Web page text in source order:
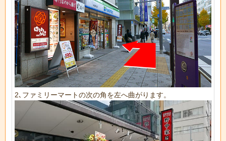
2､ファミリーマートの次の角を左へ曲がります。